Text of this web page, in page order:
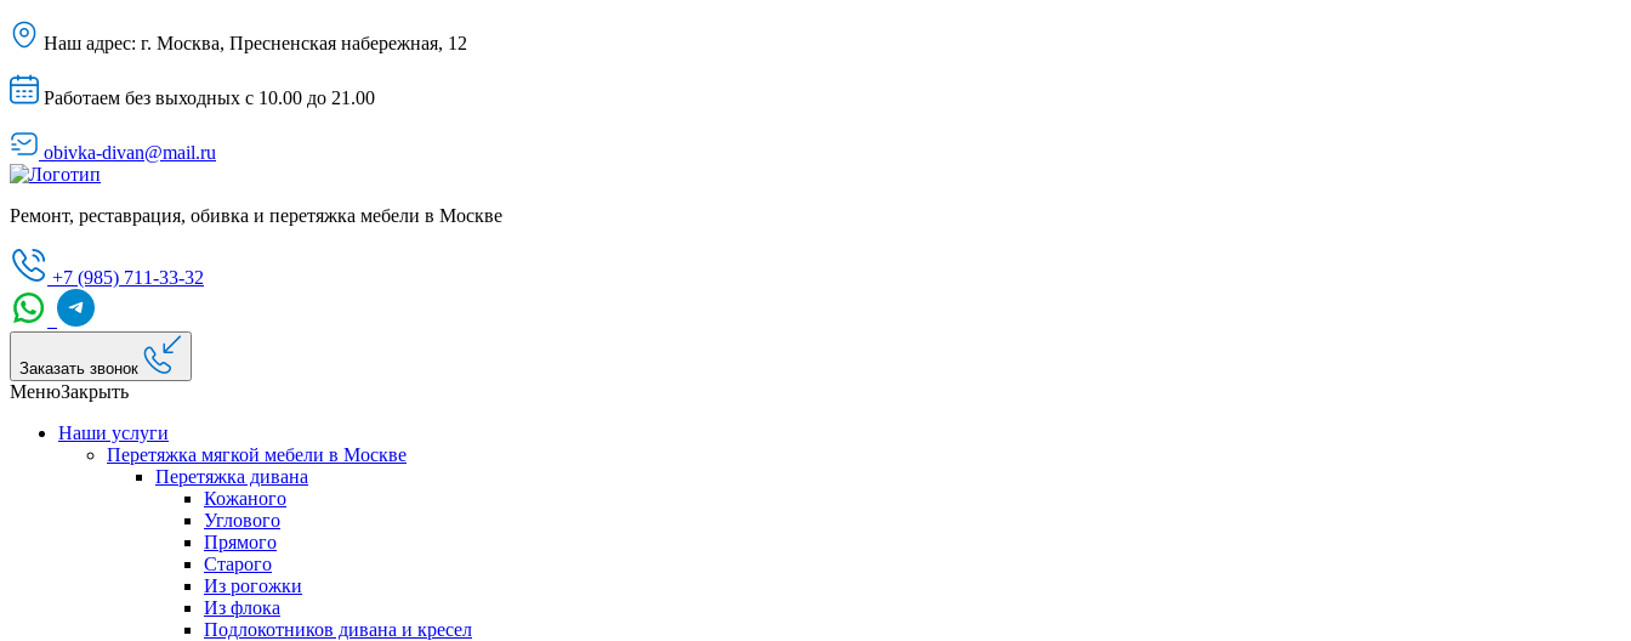
Наш адрес: г. Москва, Пресненская набережная, 12
Работаем без выходных с 10.00 до 21.00
obivka-divan@mail.ru
Ремонт, реставрация, обивка и перетяжка мебели в Москве
+7 (985) 711-33-32
Заказать звонок
МенюЗакрыть
Наши услуги
Перетяжка мягкой мебели в Москве
Перетяжка дивана
Кожаного
Углового
Прямого
Старого
Из рогожки
Из флока
Подлокотников дивана и кресел